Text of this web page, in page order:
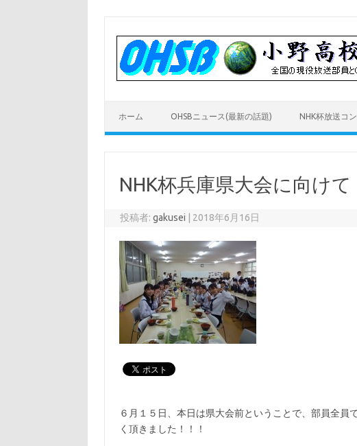
ホーム OHSBニュース(最新の話題) NHK杯放送コ
NHK杯兵庫県大会に向けて
投稿者:gakusei 2018年6月16日
６月１５日、本日は県大会前ということで、部員全員
く頂きました！！！